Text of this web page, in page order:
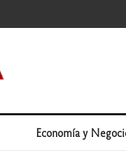
Economía y